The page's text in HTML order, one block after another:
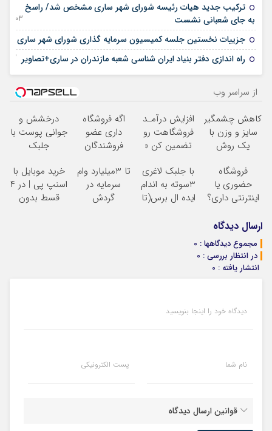
ترکیب جدید هیات رئیسه شورای شهر ساری مشخص شد/ راسخ
به جای شعبانی نشست
03 آگوست 2025
جزییات نخستین جلسه کمیسیون سرمایه گذاری شورای شهر ساری
راه اندازی دفتر بنیاد ایران شناسی شعبه مازندران در ساری+تصاویر 27 فوریه 2025
از سراسر وب
کاهش چشمگیر
سایز و وزن با
یک روش
افزایش درآمـد
فروشگاهت رو
تضمین کن «
ثبت کن »
اگه فروشگاه
داری عضو
فروشندگان
میلیارد وام بگیر
درخشش و
جوانی پوست با
جلبک
محصول با
تخفیف ویژه
فروشگاه
حضوری یا
اینترنتی داری؟
و خدماتت رو
بفروش
با جلبک لاغری
3سوته به اندام
ایده ال برس(تا
تا 3میلیارد وام
سرمایه در
گردش
خرید موبایل با
اسنپ پی | در ۴
قسط بدون
ارسال دیدگاه
مجموع دیدگاهها : 0
در انتظار بررسی : 0
انتشار یافته : 0
دیدگاه خود را اینجا بنویسید
نام شما پست الکترونیکی
قوانین ارسال دیدگاه